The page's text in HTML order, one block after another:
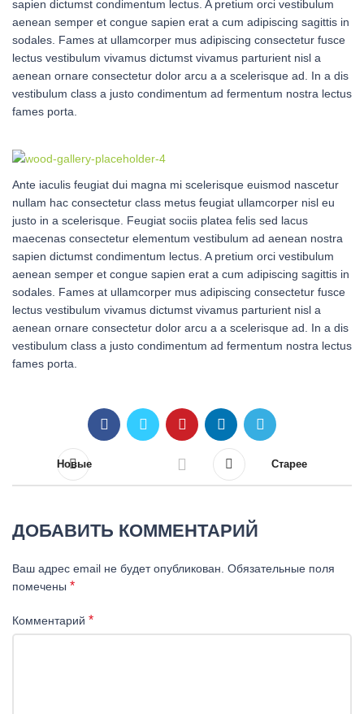
sapien dictumst condimentum lectus. A pretium orci vestibulum
aenean semper et congue sapien erat a cum adipiscing sagittis in
sodales. Fames at ullamcorper mus adipiscing consectetur fusce
lectus vestibulum vivamus dictumst vivamus parturient nisl a
aenean ornare consectetur dolor arcu a a scelerisque ad. In a dis
vestibulum class a justo condimentum ad fermentum nostra lectus
fames porta.
Ante iaculis feugiat dui magna mi scelerisque euismod nascetur
nullam hac consectetur class metus feugiat ullamcorper nisl eu
justo in a scelerisque. Feugiat sociis platea felis sed lacus
maecenas consectetur elementum vestibulum ad aenean nostra
sapien dictumst condimentum lectus. A pretium orci vestibulum
aenean semper et congue sapien erat a cum adipiscing sagittis in
sodales. Fames at ullamcorper mus adipiscing consectetur fusce
lectus vestibulum vivamus dictumst vivamus parturient nisl a
aenean ornare consectetur dolor arcu a a scelerisque ad. In a dis
vestibulum class a justo condimentum ad fermentum nostra lectus
fames porta.
Новые Старее
ДОБАВИТЬ КОММЕНТАРИЙ
Ваш адрес email не будет опубликован. Обязательные поля
помечены *
Комментарий *